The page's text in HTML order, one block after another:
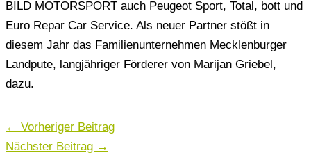
BILD MOTORSPORT auch Peugeot Sport, Total, bott und
Euro Repar Car Service. Als neuer Partner stößt in
diesem Jahr das Familienunternehmen Mecklenburger
Landpute, langjähriger Förderer von Marijan Griebel,
dazu.
← Vorheriger Beitrag
Nächster Beitrag →